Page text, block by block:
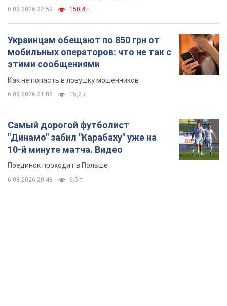
6.08.2026 22:58 150,4 т.
Украинцам обещают по 850 грн от
мобильных операторов: что не так с
этими сообщениями
Как не попасть в ловушку мошенников
6.08.2026 21:02 15,2 т.
Самый дорогой футболист
"Динамо" забил "Карабаху" уже на
10-й минуте матча. Видео
Поединок проходит в Польше
6.08.2026 20:48 6,5 т.